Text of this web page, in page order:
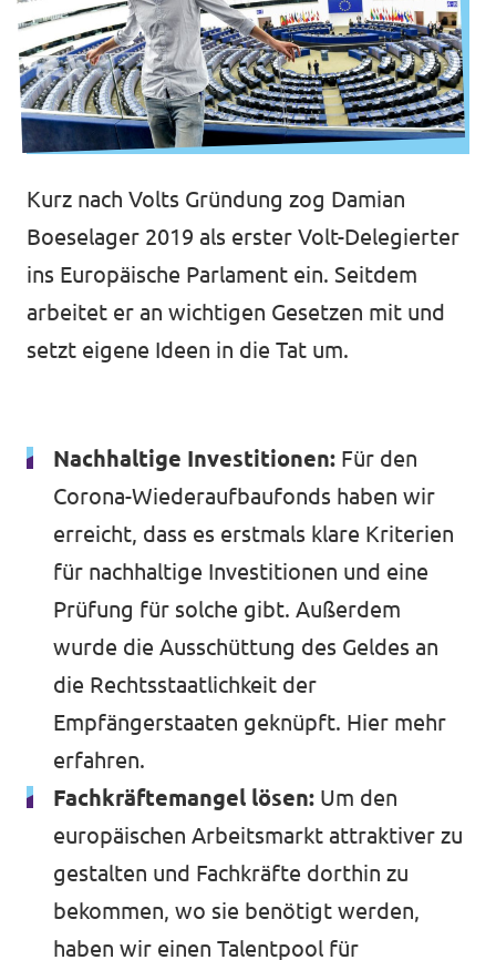
Kurz nach Volts Gründung zog Damian
Boeselager 2019 als erster Volt-Delegierter
ins Europäische Parlament ein. Seitdem
arbeitet er an wichtigen Gesetzen mit und
setzt eigene Ideen in die Tat um.
Nachhaltige Investitionen: Für den
Corona-Wiederaufbaufonds haben wir
erreicht, dass es erstmals klare Kriterien
für nachhaltige Investitionen und eine
Prüfung für solche gibt. Außerdem
wurde die Ausschüttung des Geldes an
die Rechtsstaatlichkeit der
Empfängerstaaten geknüpft. Hier mehr
erfahren.
Fachkräftemangel lösen: Um den
europäischen Arbeitsmarkt attraktiver zu
gestalten und Fachkräfte dorthin zu
bekommen, wo sie benötigt werden,
haben wir einen Talentpool für